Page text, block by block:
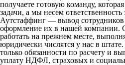
получаете готовую команду,
задачи, а мы несем ответственность
Аутстаффинг — вывод
оформление их в нашей компании.
работать на прежнем месте,
юридически числятся у нас в
только обязанности по расчету и
уплату НДФЛ, страховых и